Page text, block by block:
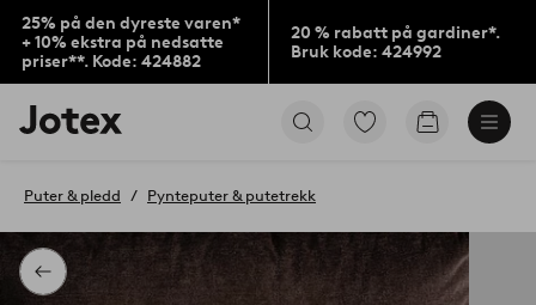
25% på den dyreste varen*
+ 10% ekstra på nedsatte
priser**. Kode: 424882
20 % rabatt på gardiner*.
Bruk kode: 424992
Jotex’
logo
til
Gå
Gå
Tilbake
Puter & pledd Pynteputer & putetrekk